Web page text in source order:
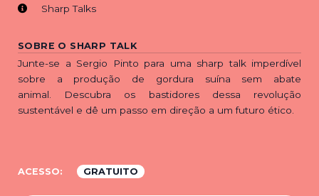
Sharp Talks
SOBRE O SHARP TALK
Junte-se a Sergio Pinto para uma sharp talk imperdível
sobre a produção de gordura suína sem abate
animal. Descubra os bastidores dessa revolução
sustentável e dê um passo em direção a um futuro ético.
ACESSO: GRATUITO